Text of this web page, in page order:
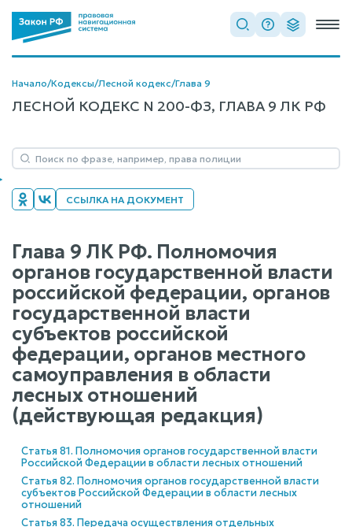
Начало/Кодексы/Лесной кодекс/Глава 9
ЛЕСНОЙ КОДЕКС N 200-ФЗ, ГЛАВА 9 ЛК РФ
ССЫЛКА НА ДОКУМЕНТ
Глава 9 ЛК РФ. Полномочия
органов государственной власти
российской федерации, органов
государственной власти
субъектов российской
федерации, органов местного
самоуправления в области
лесных отношений
(действующая редакция)
Статья 81. Полномочия органов государственной власти
Российской Федерации в области лесных отношений
Статья 82. Полномочия органов государственной власти
субъектов Российской Федерации в области лесных
отношений
Статья 83. Передача осуществления отдельных